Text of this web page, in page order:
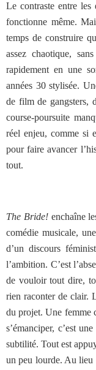
Le contraste entre
fonctionne même.
temps de construire
assez chaotique,
rapidement en une
années 30 stylisée.
de film de gangsters,
course-poursuite
réel enjeu, comme si
pour faire avancer
tout.
The Bride!enchaîne
comédie musicale,
d’un discours
l’ambition. C’est
de vouloir tout dire,
rien raconter de clair.
du projet. Une femme
s’émanciper, c’est
subtilité. Tout est
un peu lourde. Au lieu